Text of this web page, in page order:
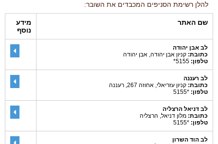
להלן רשימת הסניפים המכבדים את השובר:
שם האתר
מידע
נוסף
לב אבן יהודה
כתובת: קניון אבן יהודה, אבן יהודה
טלפון:
לב רעננה
כתובת: קניון עזריאלי, אחוזה 267, רעננה
טלפון: *5155
לב דניאל הרצליה
כתובת: מלון דניאל, הרצליה
טלפון: *5155
לב הוד השרון